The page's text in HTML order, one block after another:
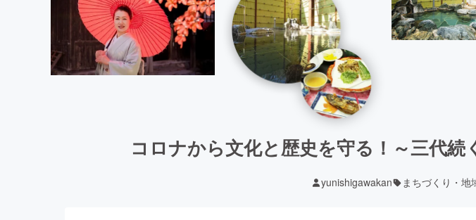
コロナから文化と歴史を守る！～三代
yunishigawakan まちづくり・地